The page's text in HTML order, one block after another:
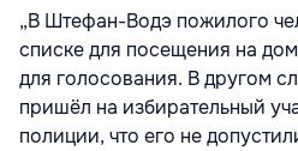
„В Штефан-Водэ пожилого
списке для посещения на
для голосования. В другом
пришёл на избирательный
полиции, что его не